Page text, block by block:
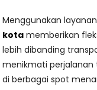
Menggunakan
kota memberikan
lebih dibanding
menikmati perjalanan
di berbagai spot